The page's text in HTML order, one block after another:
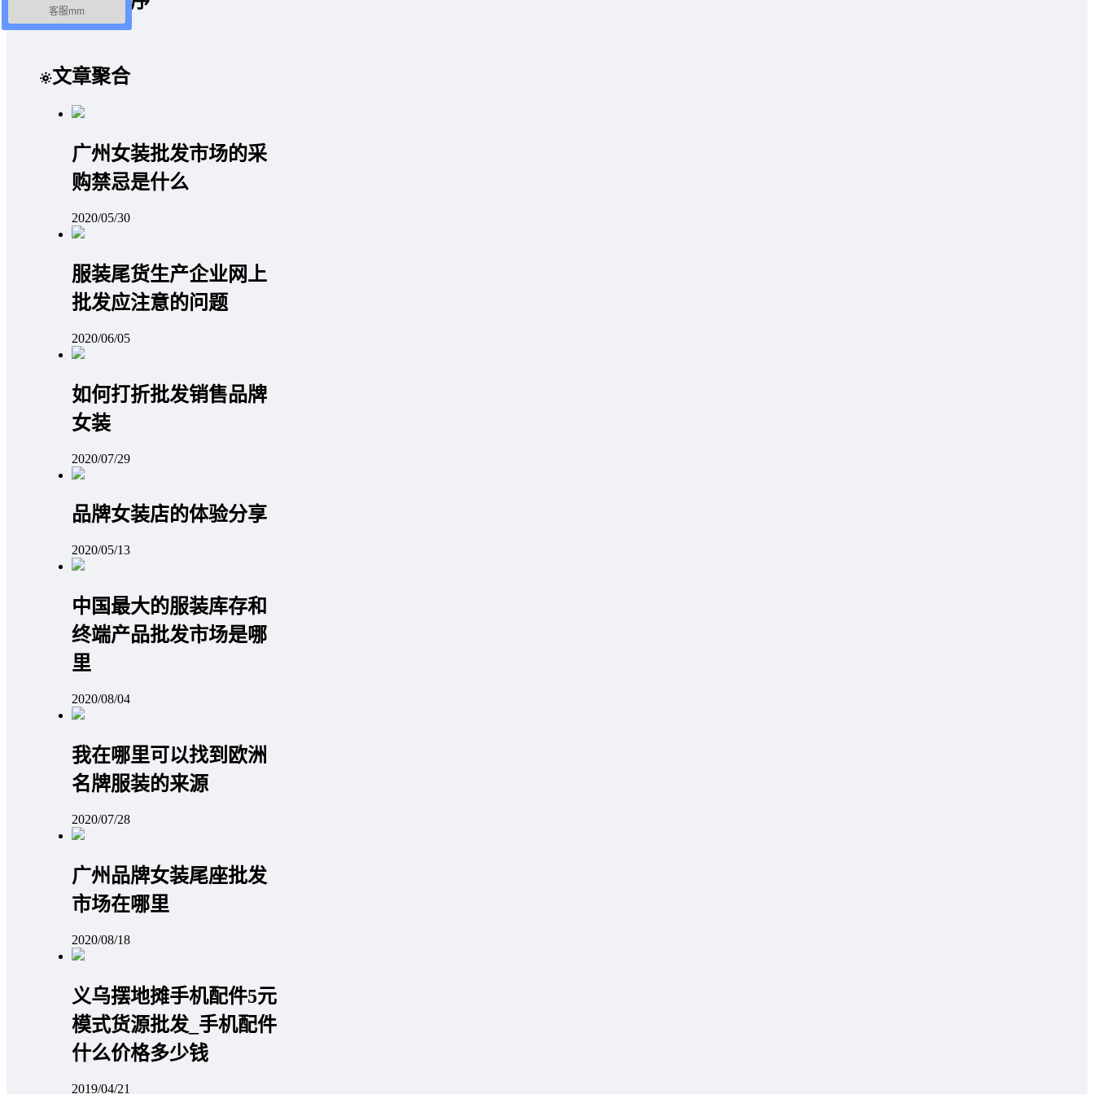
文章聚合
广州女装批发市场的采
购禁忌是什么
2020/05/30
服装尾货生产企业网上
批发应注意的问题
2020/06/05
如何打折批发销售品牌
女装
2020/07/29
品牌女装店的体验分享
2020/05/13
中国最大的服装库存和
终端产品批发市场是哪
里
2020/08/04
我在哪里可以找到欧洲
名牌服装的来源
2020/07/28
广州品牌女装尾座批发
市场在哪里
2020/08/18
义乌摆地摊手机配件5元
模式货源批发_手机配件
什么价格多少钱
2019/04/21
客服mm